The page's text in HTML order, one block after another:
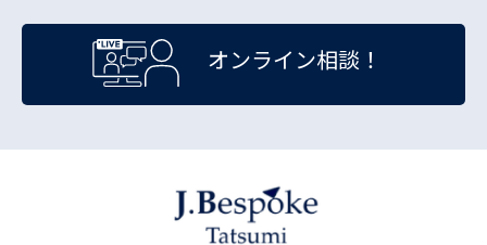
オンライン相談！